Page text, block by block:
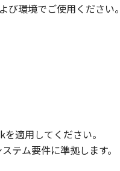
環境でご使用ください。
適用してください。
テム要件に準拠します。